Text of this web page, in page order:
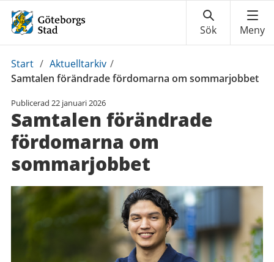
Du
är
Start / Aktuelltarkiv /
Samtalen förändrade fördomarna om sommarjobbet
Publicerad 22 januari 2026
Samtalen förändrade
fördomarna om
sommarjobbet